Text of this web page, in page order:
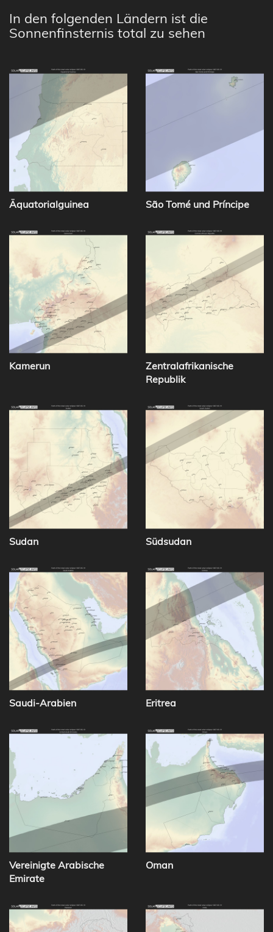
In den folgenden Ländern ist die
Sonnenfinsternis total zu sehen
Äquatorialguinea São Tomé und Príncipe
Kamerun
Zentralafrikanische
Republik
Sudan Südsudan
Saudi-Arabien Eritrea
Vereinigte Arabische
Emirate
Oman